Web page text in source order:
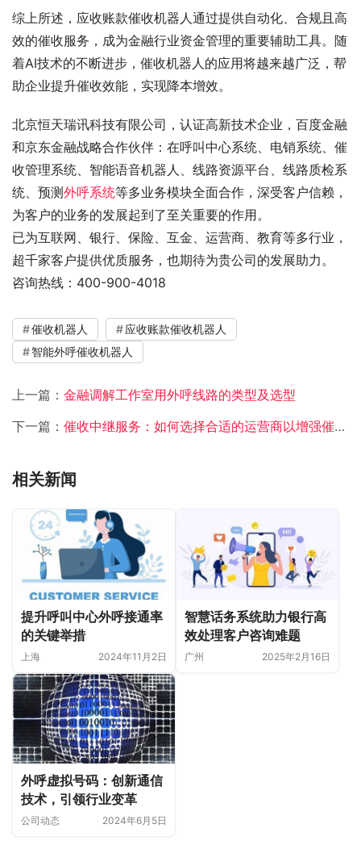
综上所述，应收账款催收机器人通过提供自动化、合规且高
效的催收服务，成为金融行业资金管理的重要辅助工具。随
着AI技术的不断进步，催收机器人的应用将越来越广泛，帮
助企业提升催收效能，实现降本增效。
北京恒天瑞讯科技有限公司，认证高新技术企业，百度金融
和京东金融战略合作伙伴：在呼叫中心系统、电销系统、催
收管理系统、智能语音机器人、线路资源平台、线路质检系
统、预测外呼系统等多业务模块全面合作，深受客户信赖，
为客户的业务的发展起到了至关重要的作用。
已为互联网、银行、保险、互金、运营商、教育等多行业，
超千家客户提供优质服务，也期待为贵公司的发展助力。
咨询热线：400-900-4018
催收机器人
应收账款催收机器人
智能外呼催收机器人
上一篇： 金融调解工作室用外呼线路的类型及选型
下一篇： 催收中继服务：如何选择合适的运营商以增强催收效果
相关新闻
提升呼叫中心外呼接通率
的关键举措
上海 2024年11月2日
智慧话务系统助力银行高
效处理客户咨询难题
广州 2025年2月16日
外呼虚拟号码：创新通信
技术，引领行业变革
公司动态 2024年6月5日